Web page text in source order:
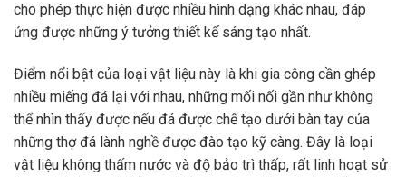
cho phép thực hiện được nhiều hình dạng khác nhau, đáp
ứng được những ý tưởng thiết kế sáng tạo nhất.
Điểm nổi bật của loại vật liệu này là khi gia công cần ghép
nhiều miếng đá lại với nhau, những mối nối gần như không
thể nhìn thấy được nếu đá được chế tạo dưới bàn tay của
những thợ đá lành nghề được đào tạo kỹ càng. Đây là loại
vật liệu không thấm nước và độ bảo trì thấp, rất linh hoạt sử